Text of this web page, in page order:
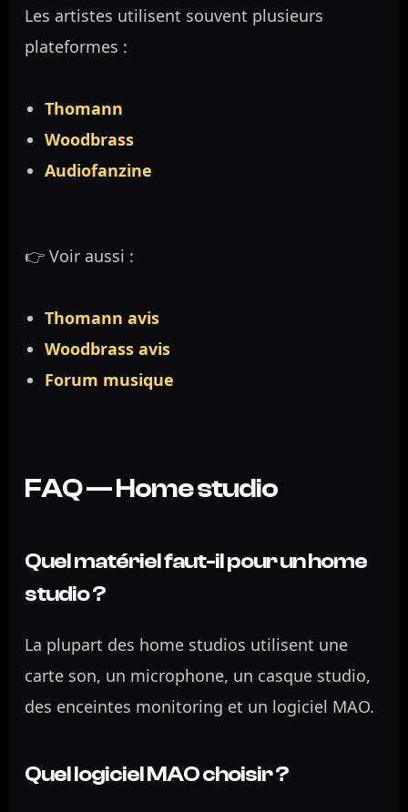
Les artistes utilisent souvent plusieurs
plateformes :
Thomann
Woodbrass
Audiofanzine
👉 Voir aussi :
Thomann avis
Woodbrass avis
Forum musique
FAQ — Home studio
Quel matériel faut-il pour un home
studio ?
La plupart des home studios utilisent une
carte son, un microphone, un casque studio,
des enceintes monitoring et un logiciel MAO.
Quel logiciel MAO choisir ?